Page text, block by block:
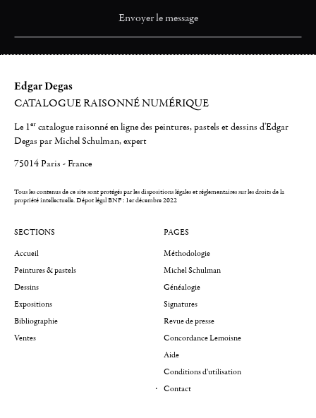
Edgar Degas
CATALOGUE RAISONNÉ NUMÉRIQUE
Le 1er catalogue raisonné en ligne des peintures, pastels et dessins d'Edgar
Degas par Michel Schulman, expert
75014 Paris - France
Tous les contenus de ce site sont protégés par les dispositions légales et réglementaires sur les droits de la
propriété intellectuelle.Dépot légal BNF : 1er décembre 2022
SECTIONS
Accueil
Peintures & pastels
Dessins
Expositions
Bibliographie
Ventes
PAGES
Méthodologie
Michel Schulman
Généalogie
Signatures
Revue de presse
Concordance Lemoisne
Aide
Conditions d'utilisation
Contact